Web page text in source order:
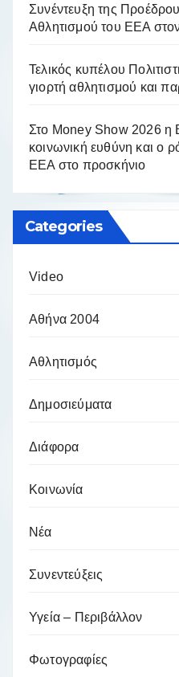
Συνέντευξη της
Αθλητισμού του ΕΕΑ
Τελικός κυπέλου
γιορτή αθλητισμού και
Στο Money Show 2026 η
κοινωνική ευθύνη και ο
ΕΕΑ στο προσκήνιο
Categories
Video
Αθήνα 2004
Αθλητισμός
Δημοσιεύματα
Διάφορα
Κοινωνία
Νέα
Συνεντεύξεις
Υγεία – Περιβάλλον
Φωτογραφίες